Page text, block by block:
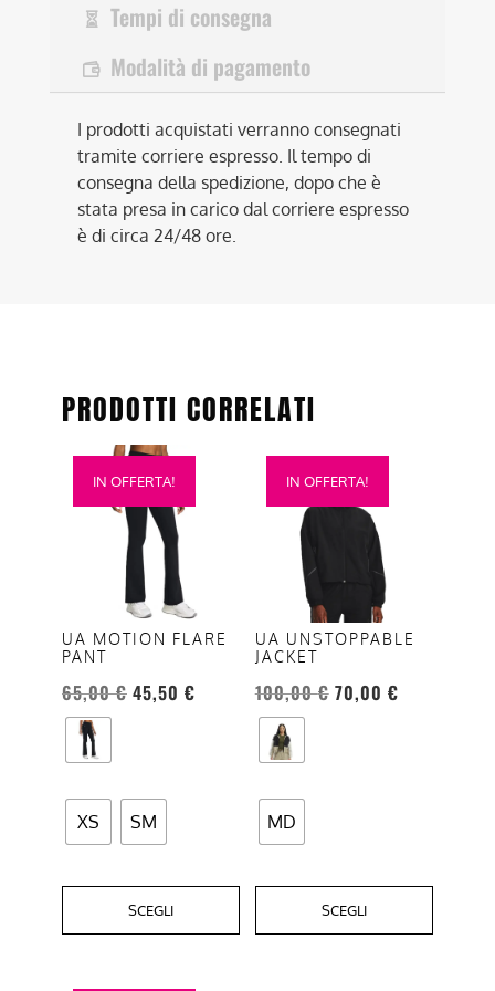
Tempi di consegna
Modalità di pagamento
I prodotti acquistati verranno consegnati
tramite corriere espresso. Il tempo di
consegna della spedizione, dopo che è
stata presa in carico dal corriere espresso
è di circa 24/48 ore.
PRODOTTI CORRELATI
IN OFFERTA!
UA MOTION FLARE
PANT
65,00€ 45,50 €
XS SM
SCEGLI
Questo
prodotto
varianti.
opzioni
possono
essere
scelte
nella
del
prodotto
IN OFFERTA!
UA UNSTOPPABLE
JACKET
100,00€ 70,00 €
MD
SCEGLI
Questo
prodotto
varianti.
opzioni
possono
essere
scelte
nella
del
prodotto